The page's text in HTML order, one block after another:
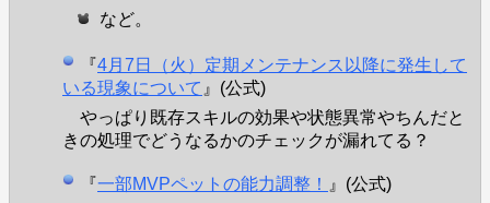
など。
『4月7日（火）定期メンテナンス以降に発生して
いる現象について 』(公式)
やっぱり既存スキルの効果や状態異常やちんだと
きの処理でどうなるかのチェックが漏れてる？
『一部MVPペットの能力調整！
』(公式)